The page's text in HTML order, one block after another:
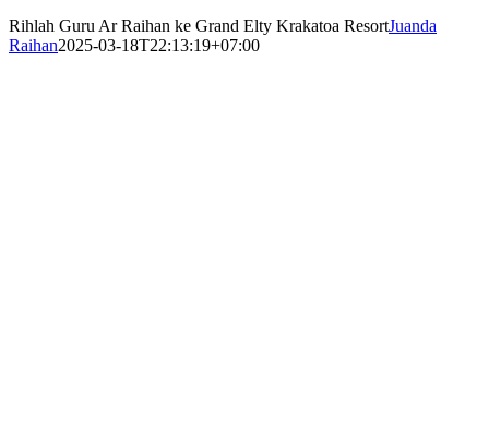
Rihlah Guru Ar Raihan ke Grand Elty Krakatoa ResortJuanda
Raihan2025-03-18T22:13:19+07:00